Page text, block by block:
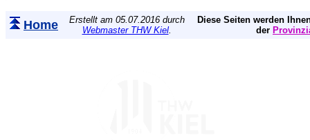
Home
Erstellt am 05.07.2016 durch
Webmaster THW Kiel.
Diese Seiten werden
der